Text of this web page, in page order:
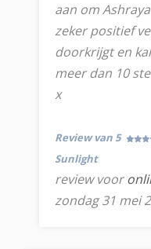
aan om
zeker positief
doorkrijgt en
meer dan 10
x
Review van 5
Sunlight
review voor
zondag 31 mei